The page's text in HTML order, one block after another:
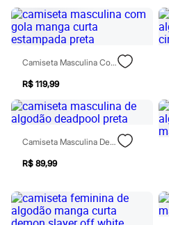
Botas
Chinelos
Rasteirinhas
Sapatilhas
Tênis
Marcas
City
Clock House
Mindset
Sawary
Moda esportiva
Blusas
Calçados
Leggings
Camiseta Masculina Com Gola Manga Curta Estampada Preta
R$ 119,99
Camiseta Masculina De Algodão Deadpool Preta
R$ 89,99